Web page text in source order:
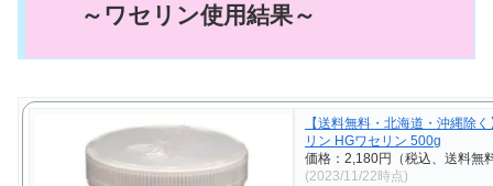
～ワセリン使用結果～
【送料無料・北海道・沖縄除
リン HGワセリン 500g
価格：2,180円（税込、送料無
(2023/11/22時点)